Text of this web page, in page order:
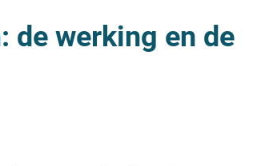
de werking en de